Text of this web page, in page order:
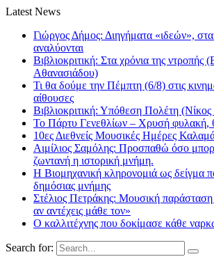
Latest News
Γιώργος Δήμος: Διηγήματα «ιδεών», στα
αναλύονται
Βιβλιοκριτική: Στα χρόνια της ντροπής
Αθανασιάδου)
Τι θα δούμε την Πέμπτη (6/8) στις
αίθουσες
Βιβλιοκριτική: Υπόθεση Πολέτη
Το Πάρτυ Γενεθλίων – Χρυσή φυλακή,
10ες Διεθνείς Μουσικές Ημέρες
Αιμίλιος Σαμόλης: Προσπαθώ όσο
ζωντανή η ιστορική μνήμη.
Η Βιομηχανική κληρονομιά ως δείγμα
δημόσιας μνήμης
Στέλιος Πετράκης: Μουσική
αν αντέχεις μάθε τον»
Ο καλλιτέχνης που δοκίμασε κάθε
Search for: